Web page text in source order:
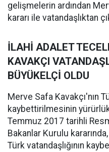
gelişmelerin ardından
kararı ile vatandaşlıktan
İLAHİ ADALET
KAVAKÇI
BÜYÜKELÇİ OLDU
Merve Safa Kavakçı'nın
kaybettirilmesinin
Temmuz 2017 tarihli
Bakanlar Kurulu
Türk vatandaşlığının